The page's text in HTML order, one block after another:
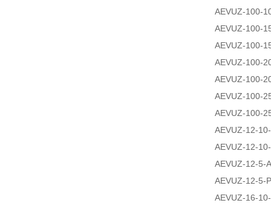
AEVUZ-100-
AEVUZ-100-
AEVUZ-100-
AEVUZ-100-
AEVUZ-100-
AEVUZ-100-
AEVUZ-100-
AEVUZ-12-
AEVUZ-12-
AEVUZ-12-5-
AEVUZ-12-5-
AEVUZ-16-